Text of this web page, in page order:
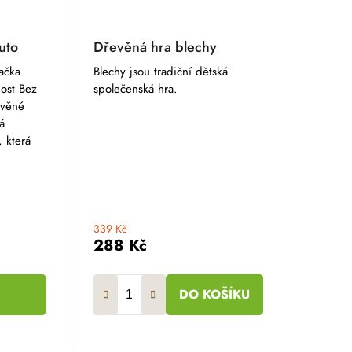
Bez
která
Dřevěná hra blechy
288 Kč
339 Kč
DO KOŠÍKU
Blechy jsou tradiční dětská
společenská hra.